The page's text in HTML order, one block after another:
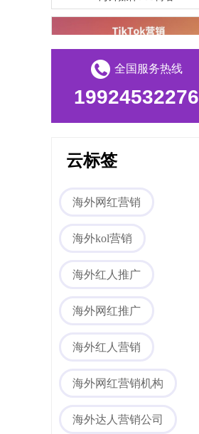
海外网红营销
全国服务热线
19924532276
云标签
海外网红营销
海外kol营销
海外红人推广
海外网红推广
海外红人营销
海外网红营销机构
海外达人营销公司